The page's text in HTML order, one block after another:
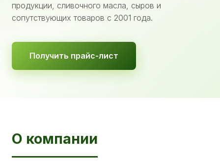
продукции, сливочного масла, сыров и
сопутствующих товаров с 2001 года.
Получить прайс-лист
О компании